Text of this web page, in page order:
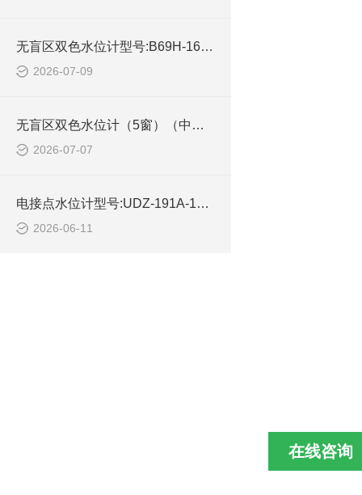
无盲区双色水位计型号:B69H-16/2-W库号：M334289devil技术参数
2026-07-09
无盲区双色水位计（5窗）（中西器材） 型号:ZHTC-SMW22-6的技术介绍
2026-07-07
电接点水位计型号:UDZ-191A-10库号：M414450的简单介绍
2026-06-11
在线咨询